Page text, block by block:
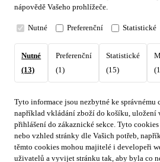
nápovědě Vašeho prohlížeče.
Nutné Preferenční Statistické
Nutné
(13)
Preferenční
(1)
Statistické
(15)
Tyto informace jsou nezbytné ke správnému
například vkládání zboží do košíku, uložení
přihlášení do zákaznické sekce. Tyto
nebo vzhled stránky dle Vašich potřeb,
těmto cookies mohou majitelé i developeři
uživatelů a vyvijet stránku tak, aby byla co